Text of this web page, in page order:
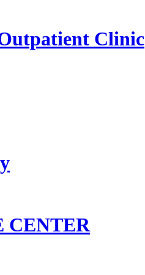
Clinic
CENTER